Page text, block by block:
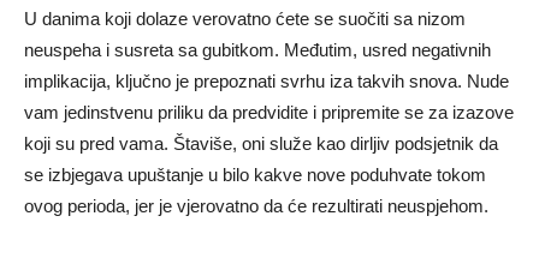
U danima koji dolaze verovatno ćete se suočiti sa nizom
neuspeha i susreta sa gubitkom. Međutim, usred negativnih
implikacija, ključno je prepoznati svrhu iza takvih snova. Nude
vam jedinstvenu priliku da predvidite i pripremite se za izazove
koji su pred vama. Štaviše, oni služe kao dirljiv podsjetnik da
se izbjegava upuštanje u bilo kakve nove poduhvate tokom
ovog perioda, jer je vjerovatno da će rezultirati neuspjehom.